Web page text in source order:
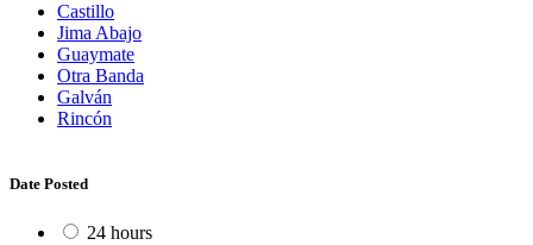
Castillo
Jima Abajo
Guaymate
Otra Banda
Galván
Rincón
Date Posted
24 hours